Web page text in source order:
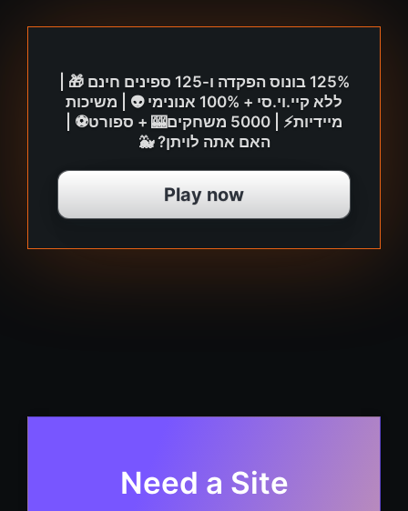
125% בונוס הפקדה ו-125 ספינים חינם 🎁 |
ללא קיי.וי.סי + 100% אנונימי 👽 | משיכות
מיידיות⚡ | 5000 משחקים🎰 + ספורט⚽️ |
האם אתה לויתן? 🐳
Play now
Need a Site